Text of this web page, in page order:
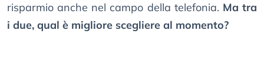
risparmio anche nel campo della telefonia. Ma tra
i due, qual è migliore scegliere al momento?